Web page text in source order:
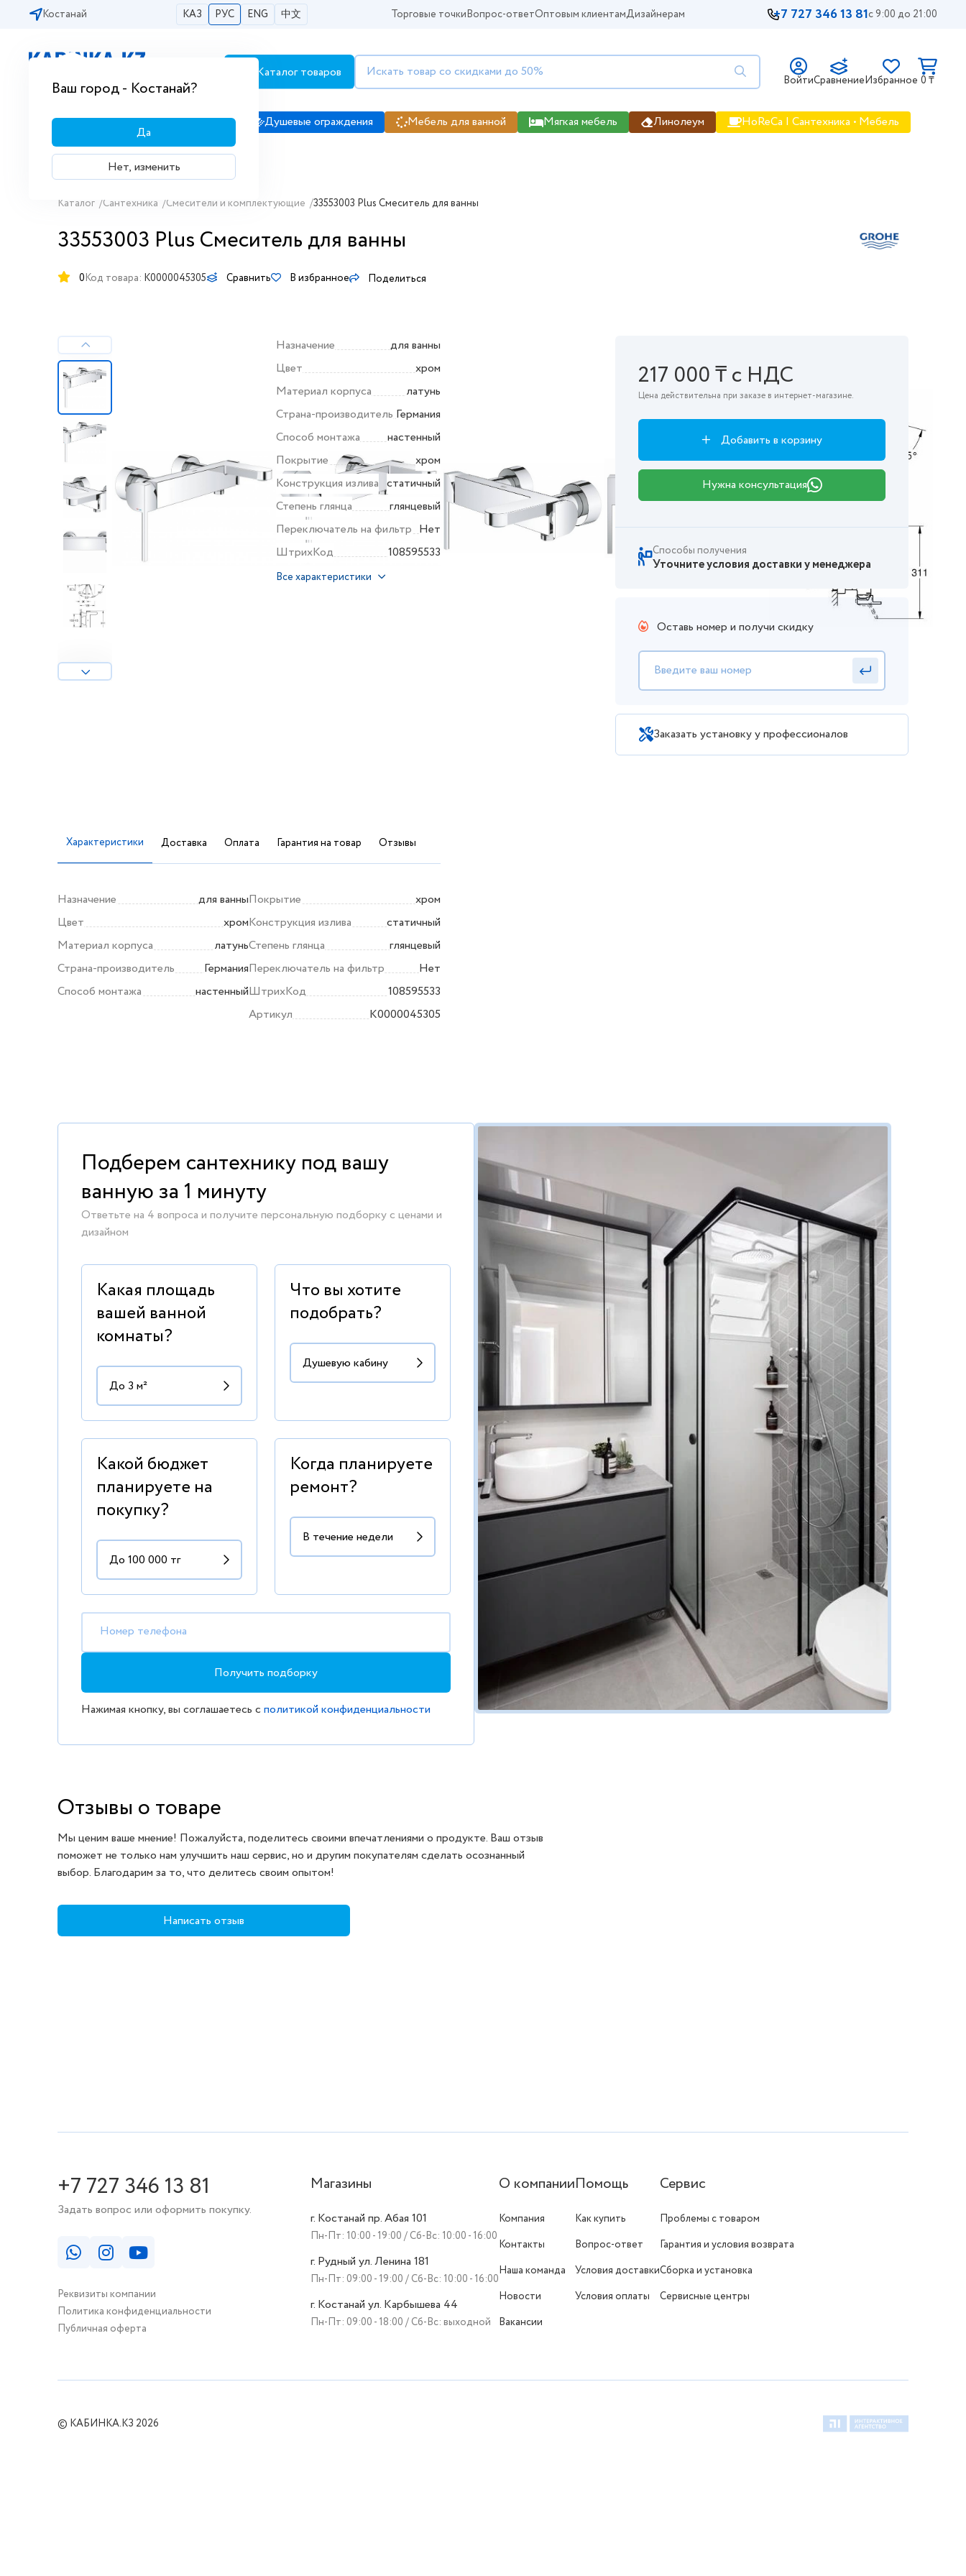
Костанай КАЗ РУС ENG 中文
Ваш город - Костанай?
Да
Нет, изменить
Торговые точкиВопрос-ответОптовым клиентамДизайнерам +7 727 346 13 81с 9:00 до 21:00
Бесплатная доставка по городам РК
Каталог товаров ВойтиСравнениеИзбранное 0 ₸
Сантехника Душевые кабины Душевые ограждения Мебель для ванной Мягкая мебель Линолеум HoReCa | Сантехника • Мебель
Каталог /Сантехника /Смесители и комплектующие /33553003 Plus Смеситель для ванны
33553003 Plus Смеситель для ванны
0Код товара: K0000045305 Сравнить В избранное Поделиться
Назначение
для ванны
Цвет
хром
Материал корпуса
латунь
Страна-производитель Германия
Способ монтажа
настенный
Покрытие
хром
Конструкция излива статичный
Степень глянца
глянцевый
Переключатель на фильтр Нет
ШтрихКод
108595533
Все характеристики
217 000 ₸ с НДС
Цена действительна при заказе в интернет-магазине.
Добавить в корзину
Нужна консультация
Способы получения
Уточните условия доставки у менеджера
Оставь номер и получи скидку
Заказать установку у профессионалов
Характеристики Доставка Оплата Гарантия на товар Отзывы
Назначение
для ванны
Цвет
хром
Материал корпуса
латунь
Страна-производитель
Германия
Способ монтажа
настенный
Покрытие
хром
Конструкция излива
статичный
Степень глянца
глянцевый
Переключатель на фильтр
Нет
ШтрихКод
108595533
Артикул
K0000045305
Подберем сантехнику под вашу
ванную за 1 минуту
Ответьте на 4 вопроса и получите персональную подборку с ценами и
дизайном
Какая площадь
вашей ванной
комнаты?
Что вы хотите
подобрать?
Какой бюджет
планируете на
покупку?
Когда планируете
ремонт?
Номер телефона
Получить подборку
Нажимая кнопку, вы соглашаетесь сполитикой конфиденциальности
Отзывы о товаре
Мы ценим ваше мнение! Пожалуйста, поделитесь своими впечатлениями о продукте. Ваш отзыв
поможет не только нам улучшить наш сервис, но и другим покупателям сделать осознанный
выбор. Благодарим за то, что делитесь своим опытом!
Написать отзыв
+7 727 346 13 81
Задать вопрос или оформить покупку.
Реквизиты компании
Политика конфиденциальности
Публичная оферта
Магазины
г. Костанай пр. Абая 101
Пн-Пт: 10:00 - 19:00 / Сб-Вс: 10:00 - 16:00
г. Рудный ул. Ленина 181
Пн-Пт: 09:00 - 19:00 / Сб-Вс: 10:00 - 16:00
г. Костанай ул. Карбышева 44
Пн-Пт: 09:00 - 18:00 / Сб-Вс: выходной
О компании
Компания
Контакты
Наша команда
Новости
Вакансии
Помощь
Как купить
Вопрос-ответ
Условия доставки
Условия оплаты
Сервис
Проблемы с товаром
Гарантия и условия возврата
Сборка и установка
Сервисные центры
© КАБИНКА.КЗ 2026